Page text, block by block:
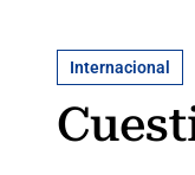
Internacional